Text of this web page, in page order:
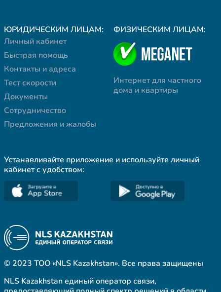
ЮРИДИЧЕСКИМ ЛИЦАМ:
Личный кабинет
Быстрая помощь
Контакты и адреса
Тест скорости
Документы
Сотрудничество
Предложения и жалобы
ФИЗИЧЕСКИМ ЛИЦАМ:
Интернет для частного
дома и квартиры
Устанавливайте приложение и используйте личный
кабинет с удобством:
© 2023 ТОО «NLS Kazakhstan». Все права защищены
NLS Kazakhstan единый оператор связи,